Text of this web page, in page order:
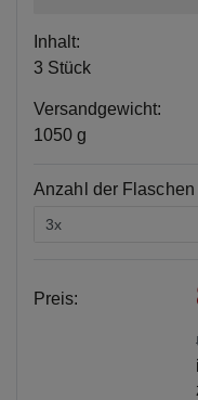
Inhalt:
3 Stück
Versandgewicht:
1050 g
Anzahl der
Preis: